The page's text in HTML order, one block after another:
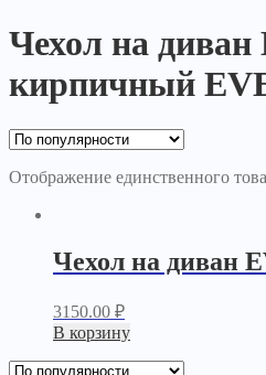
Чехол на диван
кирпичный
Отображение единственного
Чехол на диван
3150.00 ₽
В корзину